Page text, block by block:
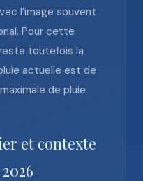
l’image souvent
Pour cette
toutefois la
actuelle est de
de pluie
et contexte